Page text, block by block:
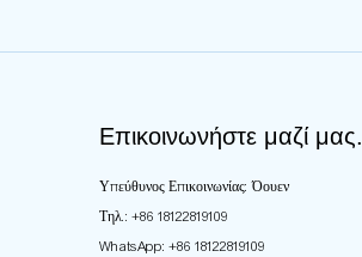
Επικοινωνήστε μαζί μας.
Υπεύθυνος Επικοινωνίας: Όουεν
Τηλ.: +86 18122819109
WhatsApp: +86 18122819109